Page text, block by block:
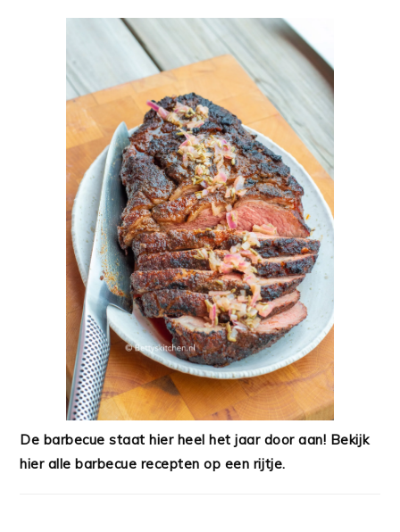
De barbecue staat hier heel het jaar door aan! Bekijk
hier alle barbecue recepten op een rijtje.